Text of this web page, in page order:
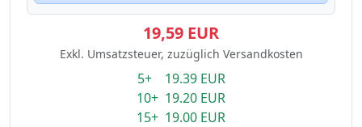
19,59 EUR
Exkl. Umsatzsteuer, zuzüglich Versandkosten
5+ 19.39 EUR
10+ 19.20 EUR
15+ 19.00 EUR